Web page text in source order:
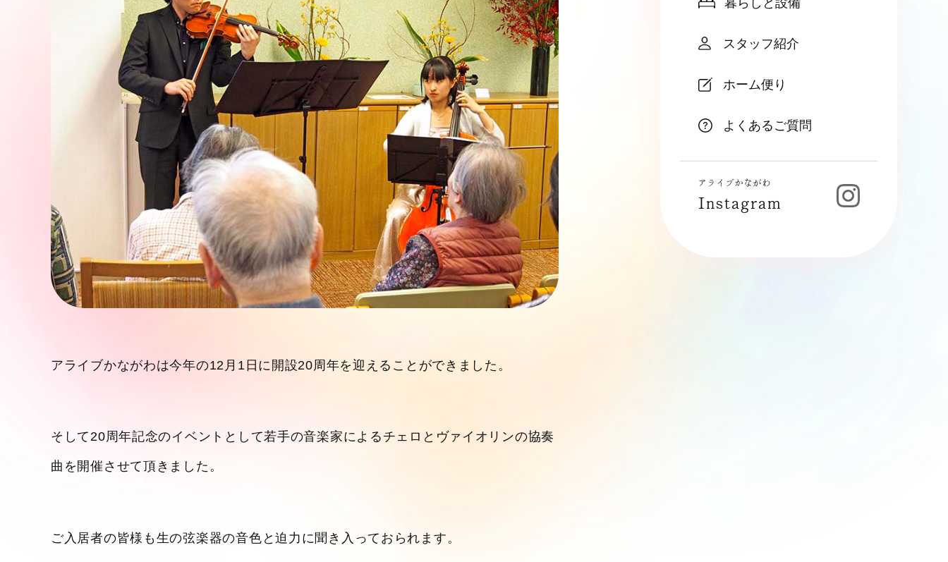
暮らしと設備
スタッフ紹介
ホーム便り
よくあるご質問
アライブかながわ
Instagram
アライブかながわは今年の12月1日に開設20周年を迎えることができました。
そして20周年記念のイベントとして若手の音楽家によるチェロとヴァイオリンの協奏
曲を開催させて頂きました。
ご入居者の皆様も生の弦楽器の音色と迫力に聞き入っておられます。